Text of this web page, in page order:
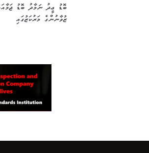
ބޮޑު ޢީދު ނަމާދު ބޮޑު
ޒުވާނުންގެ މަރުކަޒުގައި